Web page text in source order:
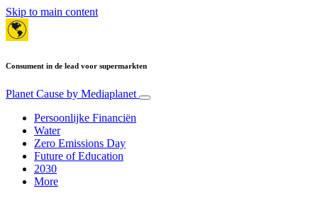
Skip to main content
Consument in de lead voor supermarkten
Planet Cause by Mediaplanet
Persoonlijke Financiën
Water
Zero Emissions Day
Future of Education
2030
More